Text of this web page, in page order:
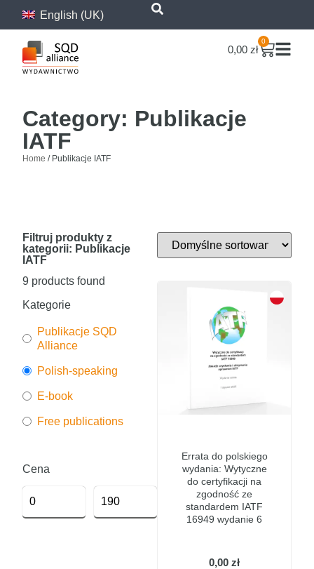
content
English (UK)
0,00 zł
0
Category: Publikacje
IATF
Home / Publikacje IATF
Filtruj produkty z
kategorii: Publikacje
IATF
9 products found
Kategorie
Publikacje SQD
Alliance
Polish-speaking
E-book
Free publications
Cena
Errata do polskiego
wydania: Wytyczne
do certyfikacji na
zgodność ze
standardem IATF
16949 wydanie 6
0,00 zł